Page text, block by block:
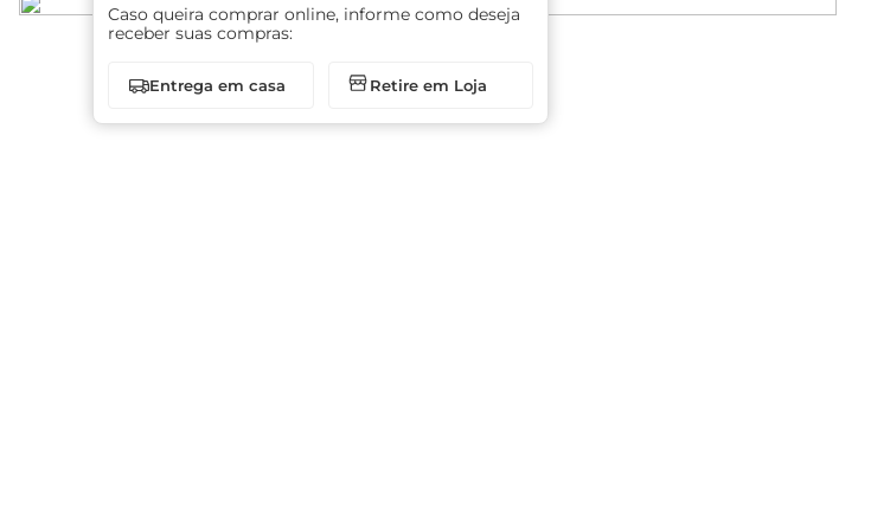
Caso queira comprar online, informe como deseja
receber suas compras:
Entrega em casa Retire em Loja
café
arroz